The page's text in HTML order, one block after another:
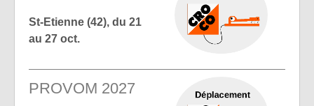
St-Etienne (42), du 21
au 27 oct.
PROVOM 2027